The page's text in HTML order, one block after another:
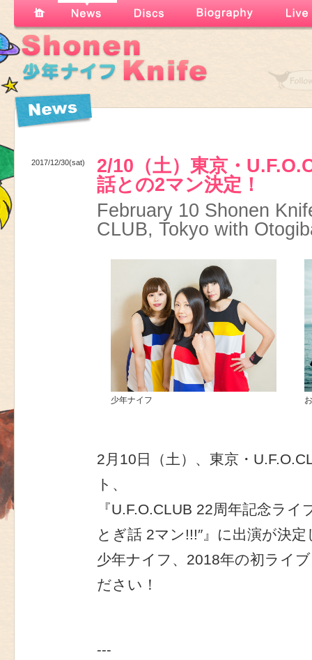
2017/12/30(sat)
2/10（土）東京・
話との2マン決定！
February 10 Shonen
CLUB, Tokyo with
少年ナイフ
2月10日（土）、東京・
ト、
『U.F.O.CLUB 22周年記念ラ
とぎ話 2マン!!!″』に出演が決
少年ナイフ、2018年の初ライ
ださい！
---